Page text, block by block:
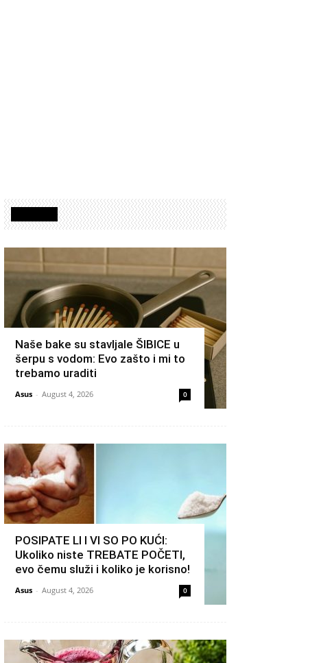
Naše bake su stavljale ŠIBICE u
šerpu s vodom: Evo zašto i mi to
trebamo uraditi
Asus - August 4, 2026 0
POSIPATE LI I VI SO PO KUĆI:
Ukoliko niste TREBATE POČETI,
evo čemu služi i koliko je korisno!
Asus - August 4, 2026 0